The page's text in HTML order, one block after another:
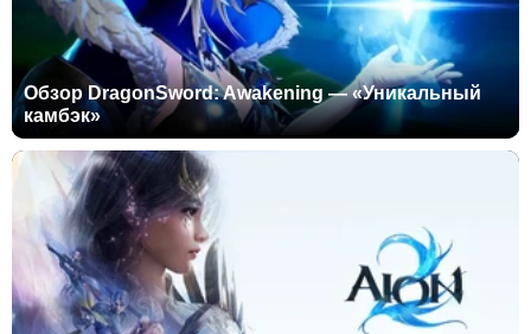
Обзор DragonSword: Awakening — «Уникальный
камбэк»